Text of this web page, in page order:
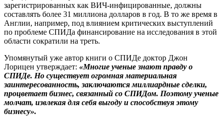
зарегистрированных как ВИЧ-инфицированные, должны
составлять более 31 миллиона долларов в год. В то же время в
Англии, например, под влиянием критических выступлений
по проблеме СПИДа финансирование на исследования в этой
области сократили на треть.
Упомянутый уже автор книги о СПИДе доктор Джон
Лорицен утверждает: «Многие ученые знают правду о
СПИДе. Но существует огромная материальная
заинтересованность, заключаются миллиардные сделки,
процветает бизнес, связанный со СПИДом. Поэтому ученые
молчат, извлекая для себя выгоду и способствуя этому
бизнесу».